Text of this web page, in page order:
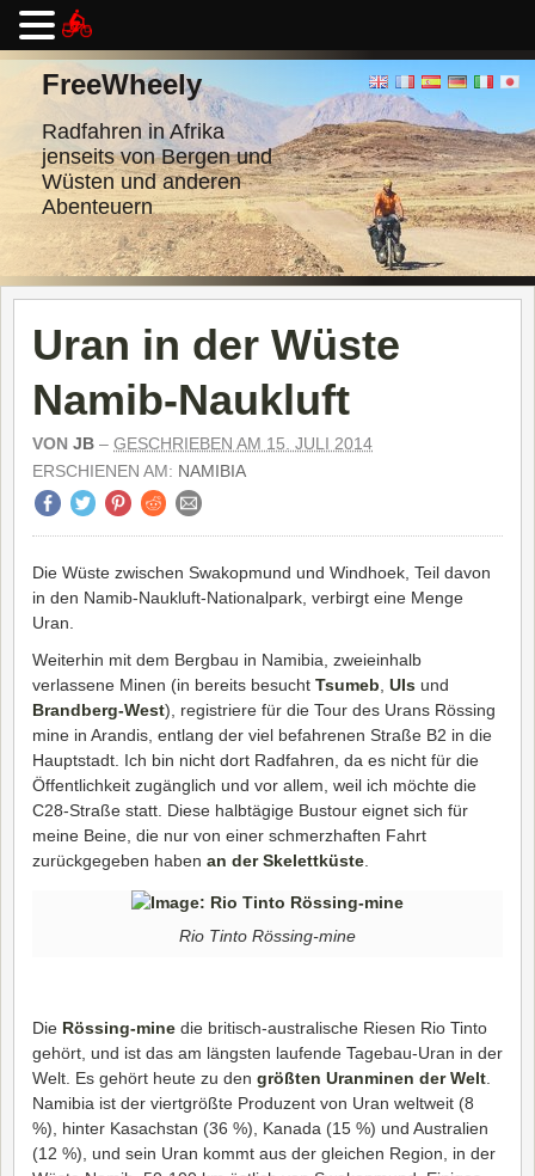
Zum
springenFreeWheely
Radfahren in Afrika
jenseits von Bergen und
Wüsten und anderen
Abenteuern
Uran in der Wüste
Namib-Naukluft
VON JB – GESCHRIEBEN AM 15. JULI 2014
ERSCHIENEN AM: NAMIBIA
Die Wüste zwischen Swakopmund und Windhoek, Teil davon
in den Namib-Naukluft-Nationalpark, verbirgt eine Menge
Uran.
Weiterhin mit dem Bergbau in Namibia, zweieinhalb
verlassene Minen (in bereits besucht Tsumeb UIs und
Brandberg-West), registriere für die Tour des Urans Rössing
mine in Arandis, entlang der viel befahrenen Straße B2 in die
Hauptstadt. Ich bin nicht dort Radfahren, da es nicht für die
Öffentlichkeit zugänglich und vor allem, weil ich möchte die
C28-Straße statt. Diese halbtägige Bustour eignet sich für
meine Beine, die nur von einer schmerzhaften Fahrt
zurückgegeben haben an der Skelettküste
Rio Tinto Rössing-mine
Die Rössing-mine die britisch-australische Riesen Rio Tinto
gehört, und ist das am längsten laufende Tagebau-Uran in der
Welt. Es gehört heute zu den größten Uranminen der Welt
Namibia ist der viertgrößte Produzent von Uran weltweit (8
%), hinter Kasachstan (36 %), Kanada (15 %) und Australien
(12 %), und sein Uran kommt aus der gleichen Region, in der